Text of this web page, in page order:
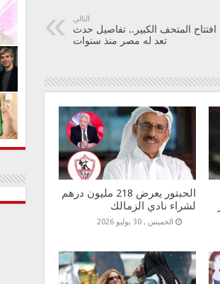
التالي
افتتاح المتحف الكبير.. تفاصيل حدث
تعد له مصر منذ سنوات
الحبتور يعرض 218 مليون درهم
لشراء نادي الزمالك
الخميس , 30 يوليو 2026